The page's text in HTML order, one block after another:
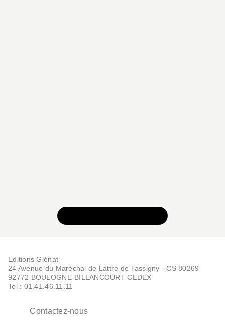
Editions Glénat
24 Avenue du Maréchal de Lattre de Tassigny - CS 80269
92772 BOULOGNE-BILLANCOURT CEDEX
Tel : 01.41.46.11.11
Contactez-nous